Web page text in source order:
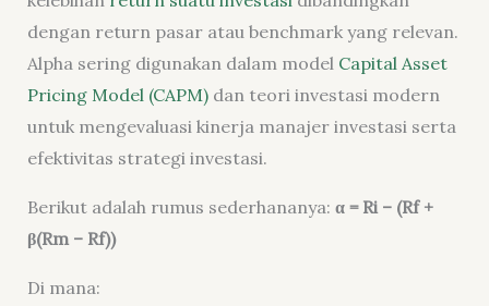
dengan return pasar atau benchmark yang relevan.
Alpha sering digunakan dalam model Capital Asset
Pricing Model (CAPM)dan teori investasi modern
untuk mengevaluasi kinerja manajer investasi serta
efektivitas strategi investasi.
Berikut adalah rumus sederhananya: α = Ri – (Rf +
β(Rm – Rf))
Di mana: